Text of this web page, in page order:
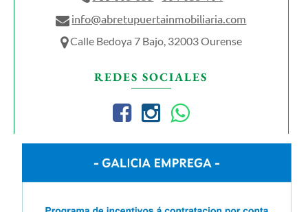
info@abretupuertainmobiliaria.com
Calle Bedoya 7 Bajo, 32003 Ourense
REDES SOCIALES